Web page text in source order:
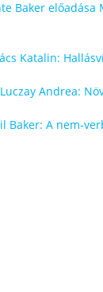
Baker
Katalin:
Andrea:
Baker: A nem-